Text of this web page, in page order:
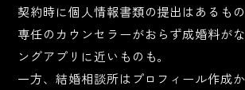
契約時に個人情報書類の提出はあるもの
専任のカウンセラーがおらず成婚料が
ングアプリに近いものも。
一方、結婚相談所はプロフィール作成